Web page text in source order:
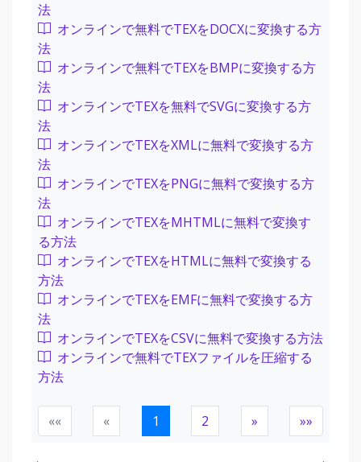
法
オンラインで無料でTEXをDOCXに変換する方
法
オンラインで無料でTEXをBMPに変換する方
法
オンラインでTEXを無料でSVGに変換する方
法
オンラインでTEXをXMLに無料で変換する方
法
オンラインでTEXをPNGに無料で変換する方
法
オンラインでTEXをMHTMLに無料で変換す
る方法
オンラインでTEXをHTMLに無料で変換する
方法
オンラインでTEXをEMFに無料で変換する方
法
オンラインでTEXをCSVに無料で変換する方法
オンラインで無料でTEXファイルを圧縮する
方法
«« « 1 2 » »»